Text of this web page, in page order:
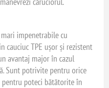
impenetrabile cu
cauciuc TPE ușor și rezistent
avantaj major în cazul
Sunt potrivite pentru orice
poteci bătătorite în